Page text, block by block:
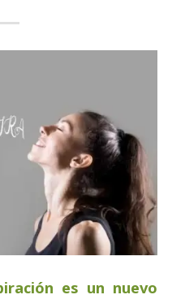
es un nuevo